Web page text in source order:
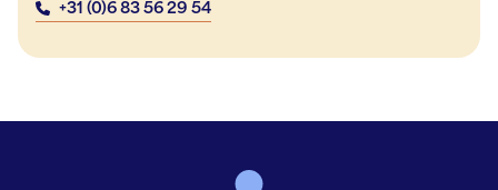
+31 (0)6 83 56 29 54